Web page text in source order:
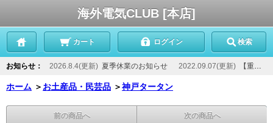
海外電気CLUB [本店]
カート ログイン 検索
お知らせ： 2026.8.4(更新) 夏季休業のお知らせ 2022.09.07(更新) 【重要】当店からのメールが届かないお客様へ
ホーム ＞ お土産品・民芸品 ＞神戸タータン
前の商品へ 次の商品へ